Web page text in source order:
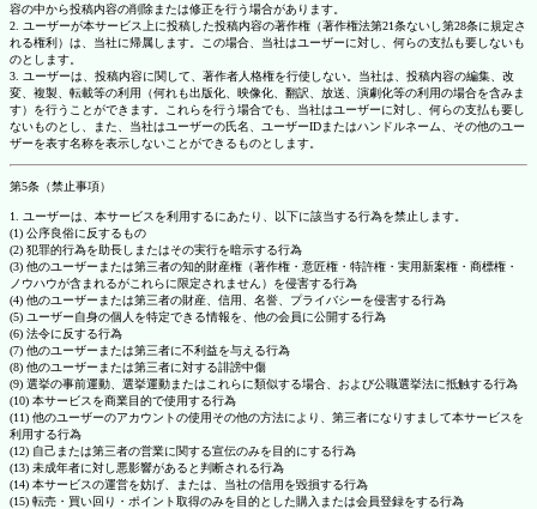
容の中から投稿内容の削除または修正を行う場合があります。
2. ユーザーが本サービス上に投稿した投稿内容の著作権（著作権法第21条ないし第28条に規定さ
れる権利）は、当社に帰属します。この場合、当社はユーザーに対し、何らの支払も要しないも
のとします。
3. ユーザーは、投稿内容に関して、著作者人格権を行使しない。当社は、投稿内容の編集、改
変、複製、転載等の利用（何れも出版化、映像化、翻訳、放送、演劇化等の利用の場合を含みま
す）を行うことができます。これらを行う場合でも、当社はユーザーに対し、何らの支払も要し
ないものとし、また、当社はユーザーの氏名、ユーザーIDまたはハンドルネーム、その他のユー
ザーを表す名称を表示しないことができるものとします。
第5条（禁止事項）
1. ユーザーは、本サービスを利用するにあたり、以下に該当する行為を禁止します。
(1) 公序良俗に反するもの
(2) 犯罪的行為を助長しまたはその実行を暗示する行為
(3) 他のユーザーまたは第三者の知的財産権（著作権・意匠権・特許権・実用新案権・商標権・
ノウハウが含まれるがこれらに限定されません）を侵害する行為
(4) 他のユーザーまたは第三者の財産、信用、名誉、プライバシーを侵害する行為
(5) ユーザー自身の個人を特定できる情報を、他の会員に公開する行為
(6) 法令に反する行為
(7) 他のユーザーまたは第三者に不利益を与える行為
(8) 他のユーザーまたは第三者に対する誹謗中傷
(9) 選挙の事前運動、選挙運動またはこれらに類似する場合、および公職選挙法に抵触する行為
(10) 本サービスを商業目的で使用する行為
(11) 他のユーザーのアカウントの使用その他の方法により、第三者になりすまして本サービスを
利用する行為
(12) 自己または第三者の営業に関する宣伝のみを目的にする行為
(13) 未成年者に対し悪影響があると判断される行為
(14) 本サービスの運営を妨げ、または、当社の信用を毀損する行為
(15) 転売・買い回り・ポイント取得のみを目的とした購入または会員登録をする行為